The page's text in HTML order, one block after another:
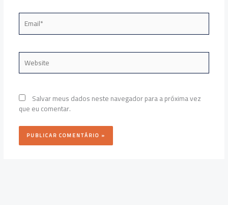
Email*
Website
Salvar meus dados neste navegador para a próxima vez
que eu comentar.